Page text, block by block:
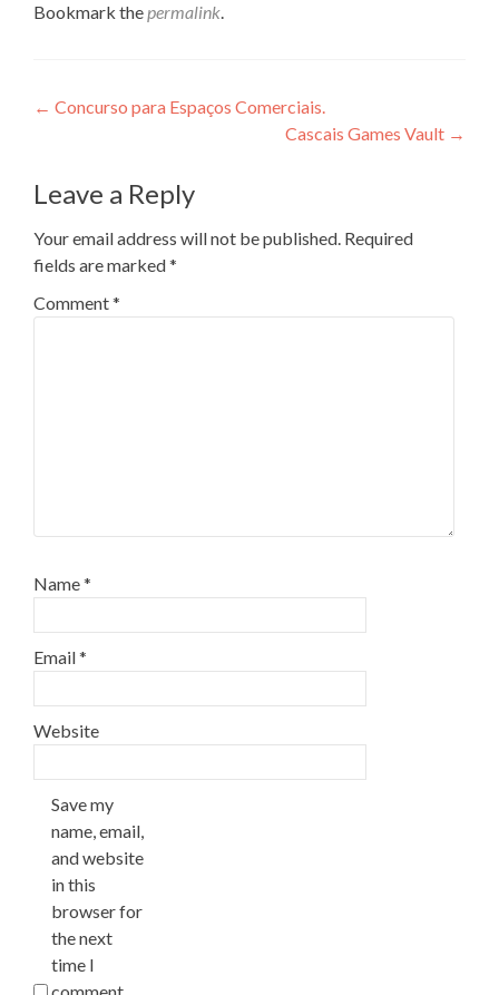
Bookmark thepermalink.
Post
← Concurso para Espaços Comerciais.
Cascais Games Vault →
Leave a Reply
Your email address will not be published. Required
fields are marked*
Comment*
Name*
Email*
Website
Save my
name, email,
and website
in this
browser for
the next
time I